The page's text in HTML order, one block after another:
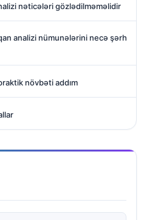
nəticələri gözlədilməməlidir
analizi nümunələrini necə şərh
növbəti addım